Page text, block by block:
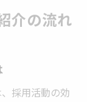
れ
の流れ
の流れ
介の流れ
採用活動の効